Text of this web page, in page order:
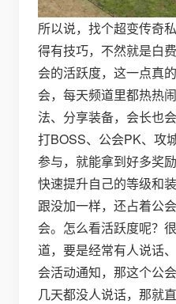
所以说，找个超变传奇
得有技巧，不然就是白
会的活跃度，这一点真
会，每天频道里都热热
法、分享装备，会长也
打BOSS、公会PK、攻
参与，就能拿到好多奖
快速提升自己的等级和
跟没加一样，还占着公
会。怎么看活跃度呢？
道，要是经常有人说话
会活动通知，那这个公
几天都没人说话，那就直